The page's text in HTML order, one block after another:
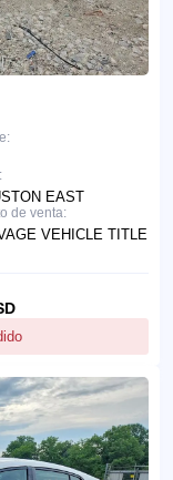
EAST
de venta:
VEHICLE TITLE